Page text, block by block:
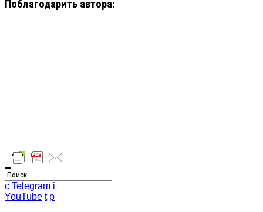
Поблагодарить автора:
Поделиться
c Telegram i
YouTube t p